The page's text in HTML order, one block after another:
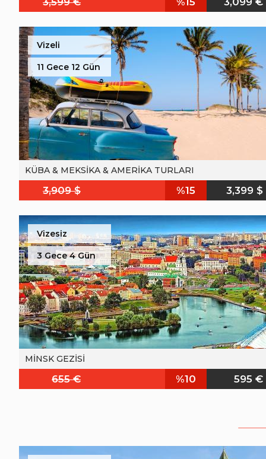
Vizeli
11 Gece 12 Gün
KÜBA & MEKSİKA & AMERİKA TURLARI
3,909 $ %15 3,399 $
Vizesiz
3 Gece 4 Gün
MİNSK GEZİSİ
655 € %10 595 €